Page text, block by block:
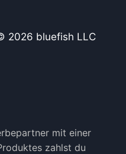
2026 bluefish LLC
mit einer
zahlst du